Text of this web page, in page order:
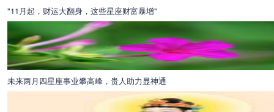
"11月起，财运大翻身，这些星座财富暴增"
未来两月四星座事业攀高峰，贵人助力显神通